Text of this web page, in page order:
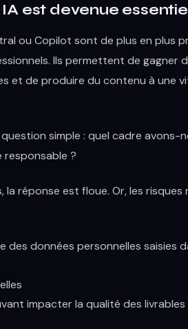
est devenue
ou Copilot sont de plus en plus
Ils permettent de gagner
et de produire du contenu à une
simple : quel cadre avons-
responsable ?
la réponse est floue. Or, les risques
des données personnelles saisies
impacter la qualité des livrables